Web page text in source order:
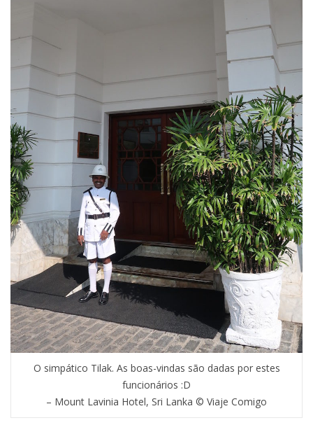
O simpático Tilak. As boas-vindas são dadas por estes
funcionários :D
– Mount Lavinia Hotel, Sri Lanka © Viaje Comigo